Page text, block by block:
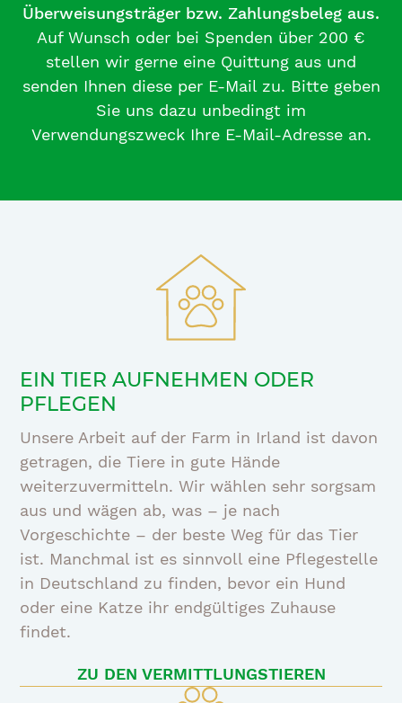
Überweisungsträger bzw. Zahlungsbeleg aus.
Auf Wunsch oder bei Spenden über 200 €
stellen wir gerne eine Quittung aus und
senden Ihnen diese per E-Mail zu. Bitte geben
Sie uns dazu unbedingt im
Verwendungszweck Ihre E-Mail-Adresse an.
EIN TIER AUFNEHMEN ODER
PFLEGEN
Unsere Arbeit auf der Farm in Irland ist davon
getragen, die Tiere in gute Hände
weiterzuvermitteln. Wir wählen sehr sorgsam
aus und wägen ab, was – je nach
Vorgeschichte – der beste Weg für das Tier
ist. Manchmal ist es sinnvoll eine Pflegestelle
in Deutschland zu finden, bevor ein Hund
oder eine Katze ihr endgültiges Zuhause
findet.
ZU DEN VERMITTLUNGSTIEREN